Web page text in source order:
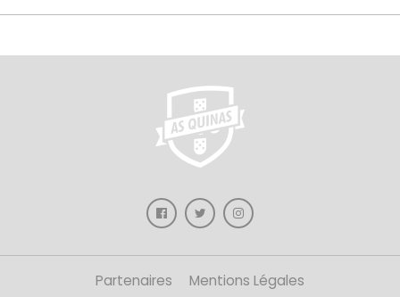
Partenaires
Mentions Légales